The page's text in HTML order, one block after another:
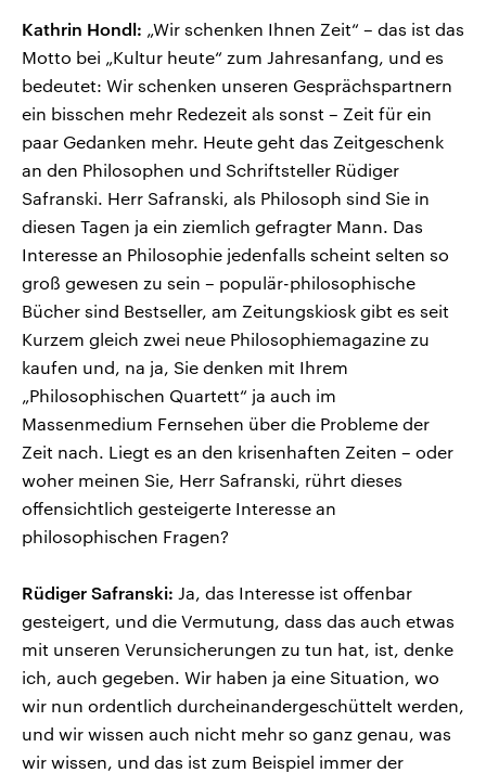
Wahl.
Audio-Archiv
Kathrin Hondl: „Wir schenken Ihnen Zeit“ – das ist das
Motto bei „Kultur heute“ zum Jahresanfang, und es
bedeutet: Wir schenken unseren Gesprächspartnern
ein bisschen mehr Redezeit als sonst – Zeit für ein
paar Gedanken mehr. Heute geht das Zeitgeschenk
an den Philosophen und Schriftsteller Rüdiger
Safranski. Herr Safranski, als Philosoph sind Sie in
diesen Tagen ja ein ziemlich gefragter Mann. Das
Interesse an Philosophie jedenfalls scheint selten so
groß gewesen zu sein – populär-philosophische
Bücher sind Bestseller, am Zeitungskiosk gibt es seit
Kurzem gleich zwei neue Philosophiemagazine zu
kaufen und, na ja, Sie denken mit Ihrem
„Philosophischen Quartett“ ja auch im
Massenmedium Fernsehen über die Probleme der
Zeit nach. Liegt es an den krisenhaften Zeiten – oder
woher meinen Sie, Herr Safranski, rührt dieses
offensichtlich gesteigerte Interesse an
philosophischen Fragen?
Rüdiger Safranski: Ja, das Interesse ist offenbar
gesteigert, und die Vermutung, dass das auch etwas
mit unseren Verunsicherungen zu tun hat, ist, denke
ich, auch gegeben. Wir haben ja eine Situation, wo
wir nun ordentlich durcheinandergeschüttelt werden,
und wir wissen auch nicht mehr so ganz genau, was
wir wissen, und das ist zum Beispiel immer der